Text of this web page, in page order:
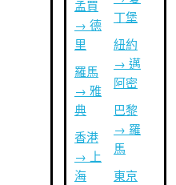
孟買
→ 德
里
羅馬
→ 雅
典
香港
→ 上
海
丁堡
紐約
→ 邁
阿密
巴黎
→ 羅
馬
東京